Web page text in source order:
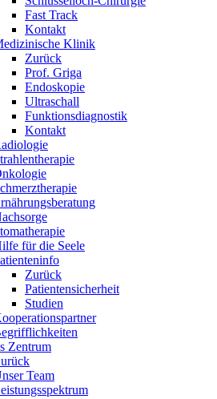
Fast Track
Kontakt
Klinik
Zurück
Prof. Griga
Endoskopie
Ultraschall
Funktionsdiagnostik
Kontakt
für die Seele
Zurück
Patientensicherheit
Studien
Zentrum
Team